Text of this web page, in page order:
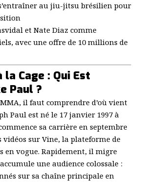
au jiu-jitsu brésilien pour
et Nate Diaz comme
avec une offre de 10 millions de
la Cage : Qui Est
Paul ?
il faut comprendre d’où vient
Paul est né le 17 janvier 1997 à
sa carrière en septembre
vidéos sur Vine, la plateforme de
en vogue. Rapidement, il migre
une audience colossale :
sur sa chaîne principale en